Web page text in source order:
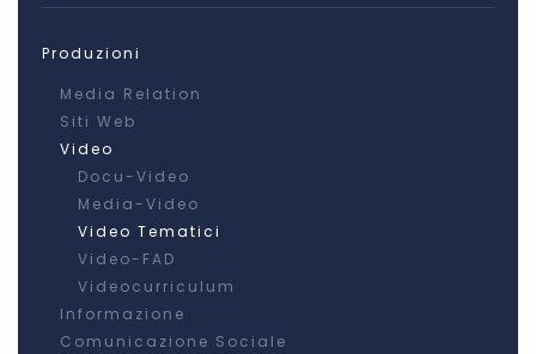
Produzioni
Media Relation
Siti Web
Video
Docu-Video
Media-Video
Video Tematici
Video-FAD
Videocurriculum
Informazione
Comunicazione Sociale